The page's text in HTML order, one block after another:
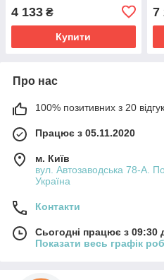
4 133 ₴
Купити
7
Про нас
100% позитивних з 20
Працює з 05.11.2020
м. Київ
вул. Автозаводська 78-А.
Україна
Контакти
Сьогодні працює з 09:30
Показати весь графік